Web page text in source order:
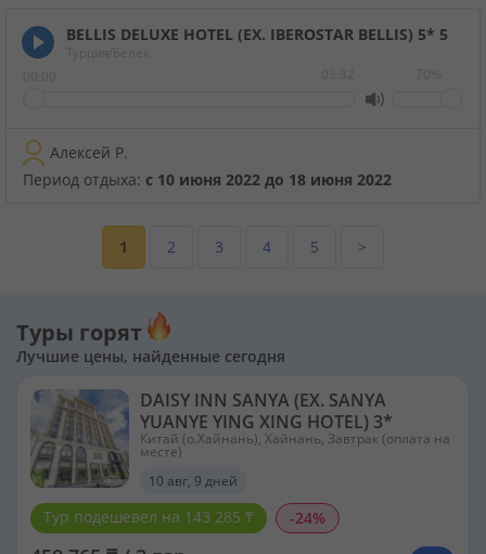
BELLIS DELUXE HOTEL (EX. IBEROSTAR BELLIS) 5* 5
Турция/Белек
Алексей Р.
Период отдыха: с 10 июня 2022 до 18 июня 2022
1 2 3 4 5 >
Туры горят
Лучшие цены, найденные сегодня
DAISY INN SANYA (EX. SANYA
YUANYE YING XING HOTEL) 3*
Китай (о.Хайнань), Хайнань, Завтрак (оплата на
месте)
10 авг, 9 дней
Тур подешевел на 143 285 ₸ -24%